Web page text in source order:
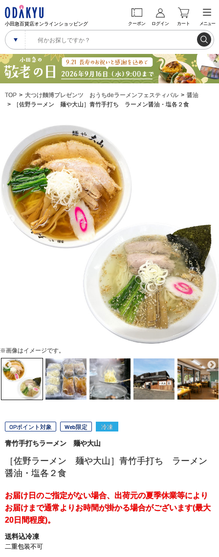
小田急百貨店オンラインショッピング クーポン ログイン カート メニュー
TOP 大つけ麵博プレゼンツ おうちdeラーメンフェスティバル
醤油
［佐野ラーメン 麺や大山］青竹手打ち ラーメン醤油・塩各２食
※画像はイメージです。
OPポイント対象 Web限定 冷凍
青竹手打ちラーメン 麺や大山
［佐野ラーメン 麺や大山］青竹手打ち ラーメン
醤油・塩各２食
お届け日のご指定がない場合、出荷元の夏季休業等により
お届けまで通常よりお時間が掛かる場合がございます(最大
20日間程度)。
送料込冷凍
二重包装不可